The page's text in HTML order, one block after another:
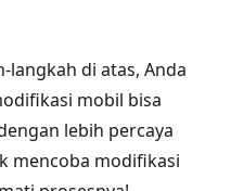
di atas, Anda
mobil bisa
lebih percaya
mencoba modifikasi